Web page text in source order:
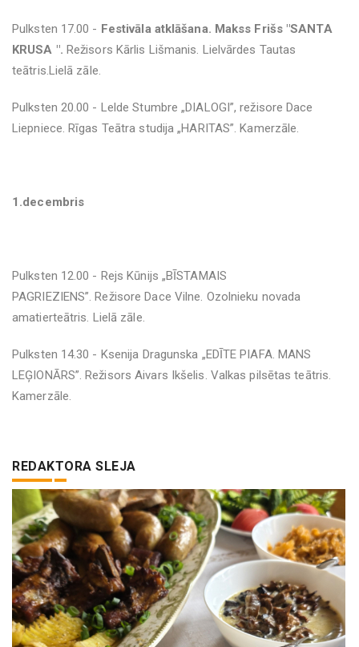
Pulksten 17.00 - Festivāla atklāšana. Makss Frišs "SANTA
KRUSA ". Režisors Kārlis Lišmanis. Lielvārdes Tautas
teātris.Lielā zāle.
Pulksten 20.00 - Lelde Stumbre „DIALOGI”, režisore Dace
Liepniece. Rīgas Teātra studija „HARITAS”. Kamerzāle.
1.decembris
Pulksten 12.00 - Rejs Kūnijs „BĪSTAMAIS
PAGRIEZIENS”. Režisore Dace Vilne. Ozolnieku novada
amatierteātris. Lielā zāle.
Pulksten 14.30 - Ksenija Dragunska „EDĪTE PIAFA. MANS
LEĢIONĀRS”. Režisors Aivars Ikšelis. Valkas pilsētas teātris.
Kamerzāle.
REDAKTORA SLEJA